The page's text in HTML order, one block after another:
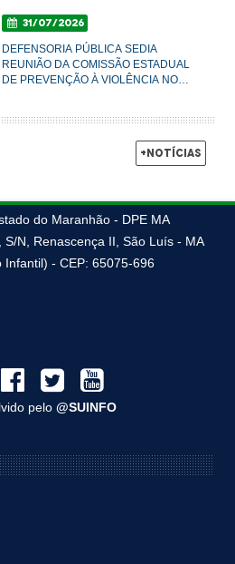
31/07/2026
DEFENSORIA PÚBLICA SEDIA
REUNIÃO DA COMISSÃO ESTADUAL
DE PREVENÇÃO À VIOLÊNCIA NO
+Notícias
do Maranhão - DPE MA
N, Renascença II, São Luís - MA
Infantil) - CEP: 65075-696
pelo@SUINFO